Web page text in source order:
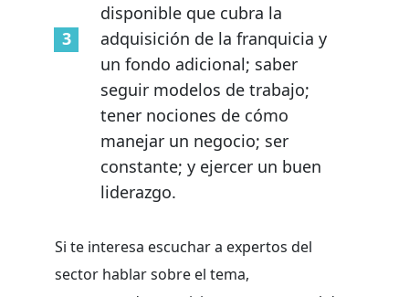
disponible que cubra la
adquisición de la franquicia y
un fondo adicional; saber
seguir modelos de trabajo;
tener nociones de cómo
manejar un negocio; ser
constante; y ejercer un buen
liderazgo.
Si te interesa escuchar a expertos del
sector hablar sobre el tema,